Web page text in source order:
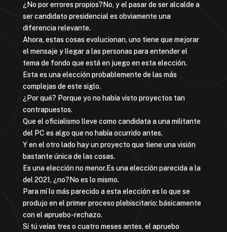
¿No por errores propios?No, y el pasar de ser alcalde a
ser candidato presidencial es obviamente una
diferencia relevante.
Ahora, estas cosas evolucionan, uno tiene que mejorar
el mensaje y llegar a las personas para entender el
tema de fondo que está en juego en esta elección.
Esta es una elección probablemente de las más
complejas de este siglo.
¿Por qué? Porque yo no había visto proyectos tan
contrapuestos.
Que el oficialismo lleve como candidata a una militante
del PC es algo que no había ocurrido antes.
Y en el otro lado hay un proyecto que tiene una visión
bastante única de las cosas.
Es una elección no menor.Es una elección parecida a la
del 2021, ¿no?No es lo mismo.
Para mí lo más parecido a esta elección es lo que se
produjo en el primer proceso plebiscitario: básicamente
con el apruebo-rechazo.
Si tú veías tres o cuatro meses antes, el apruebo